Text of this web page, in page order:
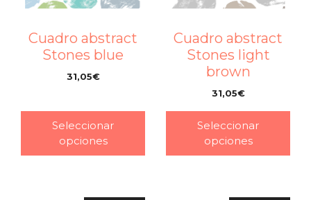
Cuadro abstract
Stones blue
31,05€
Seleccionar
opciones
Cuadro abstract
Stones light
brown
31,05€
Seleccionar
opciones